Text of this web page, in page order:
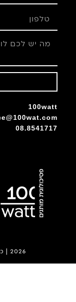
100watt
08.8541717
2026